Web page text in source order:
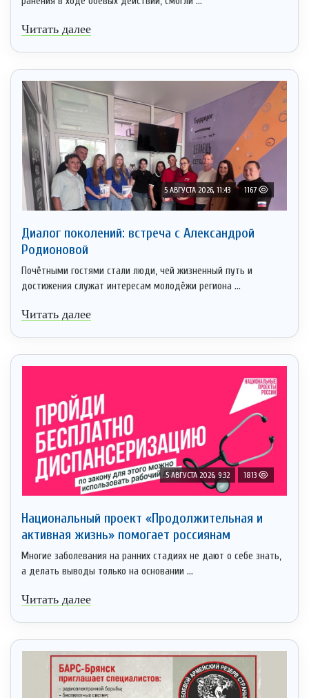
Читать далее
5 АВГУСТА 2026, 11:43 1167
Диалог поколений: встреча с Александрой
Родионовой
Почётными гостями стали люди, чей жизненный путь и
достижения служат интересам молодёжи региона ...
Читать далее
5 АВГУСТА 2026, 9:32 1813
Национальный проект «Продолжительная и
активная жизнь» помогает россиянам
Многие заболевания на ранних стадиях не дают о себе знать,
а делать выводы только на основании ...
Читать далее